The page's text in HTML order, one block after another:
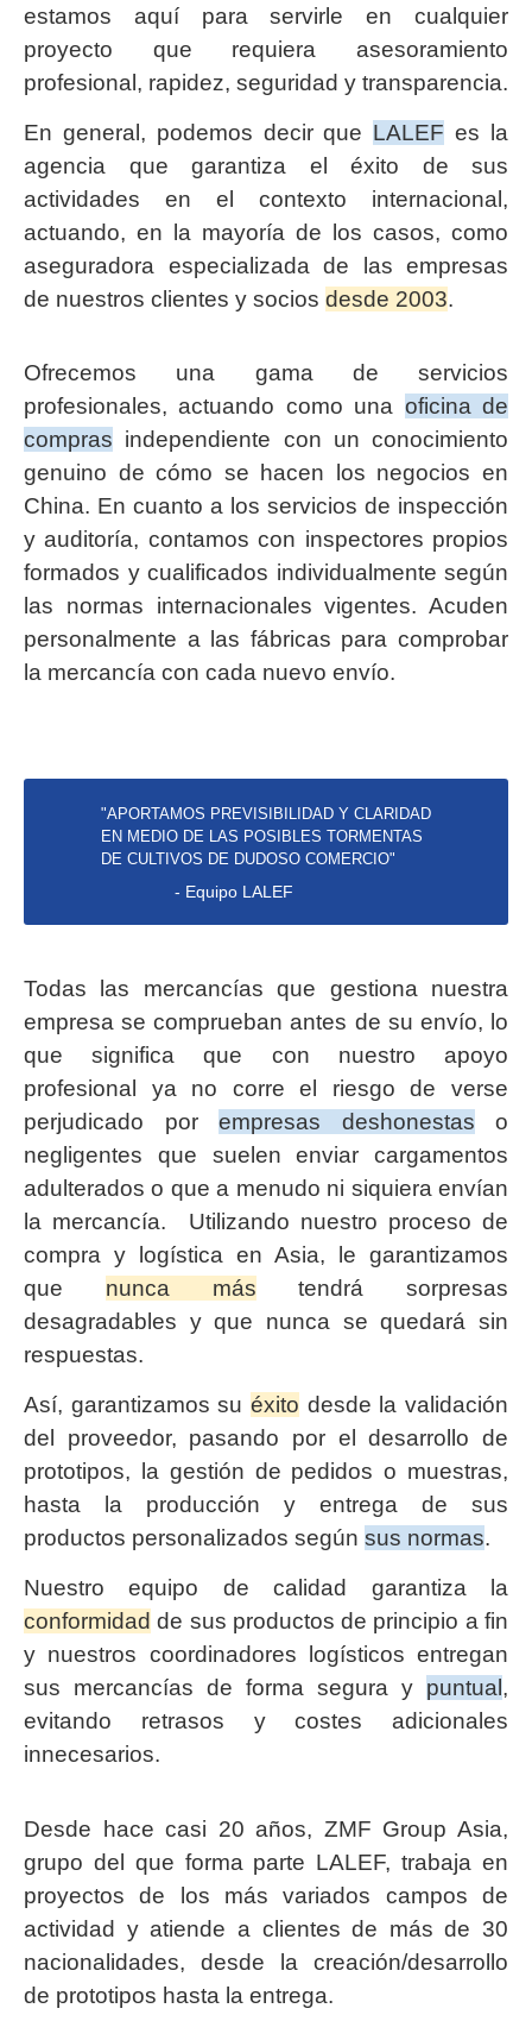
estamos aquí para servirle en cualquier
proyecto que requiera asesoramiento
profesional, rapidez, seguridad y transparencia.
En general, podemos decir que LALEF es la
agencia que garantiza el éxito de sus
actividades en el contexto internacional,
actuando, en la mayoría de los casos, como
aseguradora especializada de las empresas
de nuestros clientes y socios desde 2003.
Ofrecemos una gama de servicios
profesionales, actuando como una oficina de
compras independiente con un conocimiento
genuino de cómo se hacen los negocios en
China. En cuanto a los servicios de inspección
y auditoría, contamos con inspectores propios
formados y cualificados individualmente según
las normas internacionales vigentes. Acuden
personalmente a las fábricas para comprobar
la mercancía con cada nuevo envío.
"APORTAMOS PREVISIBILIDAD Y CLARIDAD
EN MEDIO DE LAS POSIBLES TORMENTAS
DE CULTIVOS DE DUDOSO COMERCIO"
- Equipo LALEF
Todas las mercancías que gestiona nuestra
empresa se comprueban antes de su envío, lo
que significa que con nuestro apoyo
profesional ya no corre el riesgo de verse
perjudicado por empresas deshonestas o
negligentes que suelen enviar cargamentos
adulterados o que a menudo ni siquiera envían
la mercancía. Utilizando nuestro proceso de
compra y logística en Asia, le garantizamos
que nunca más tendrá sorpresas
desagradables y que nunca se quedará sin
respuestas.
Así, garantizamos su éxito desde la validación
del proveedor, pasando por el desarrollo de
prototipos, la gestión de pedidos o muestras,
hasta la producción y entrega de sus
productos personalizados según sus normas.
Nuestro equipo de calidad garantiza la
conformidad de sus productos de principio a fin
y nuestros coordinadores logísticos entregan
sus mercancías de forma segura y puntual ,
evitando retrasos y costes adicionales
innecesarios.
Desde hace casi 20 años, ZMF Group Asia,
grupo del que forma parte LALEF, trabaja en
proyectos de los más variados campos de
actividad y atiende a clientes de más de 30
nacionalidades, desde la creación/desarrollo
de prototipos hasta la entrega.